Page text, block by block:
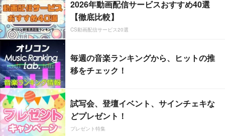
2026年動画配信サービスおすすめ40選
【徹底比較】
CS動画配信サービス20選
毎週の音楽ランキングから、ヒットの推
移をチェック！
試写会、登壇イベント、サインチェキな
どプレゼント！
プレゼント特集